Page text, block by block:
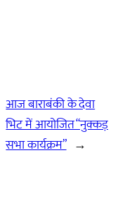
आज बाराबंकी के देवा
भिट में आयोजित “नुक्कड़
सभा कार्यक्रम” →